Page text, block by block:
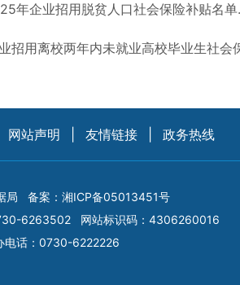
年企业招用脱贫人口社会保险补贴名
招用离校两年内未就业高校毕业生社会
网站声明 友情链接 政务热线
局 备案： 湘ICP备05013451号
6263502
网站标识码：4306260016
电话：0730-6222226